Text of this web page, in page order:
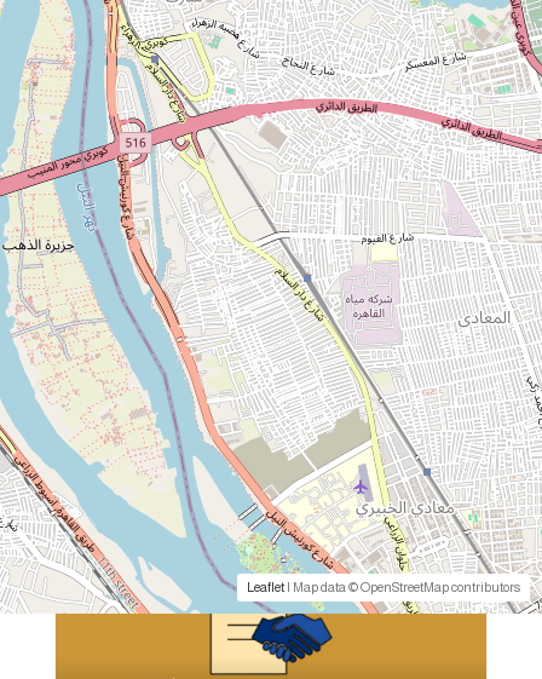
Leaflet | Map data © OpenStreetMap contributors
لمعرفة المزيد عن طريقة إستخراج صورة من منشور مالى اتبع الخطوات
الموضحة فى الفيديو.
المعلومات المطلوبة
- رقم المنشور.
- سنة المنشور.
مقدم الخدمة
منصة مصر الرقمية
خدمات مماثلة